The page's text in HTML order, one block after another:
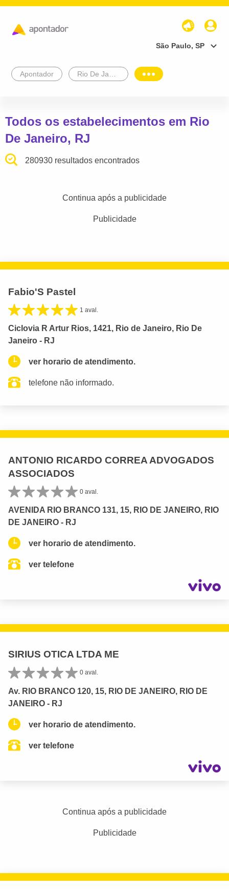
São Paulo, SP
Apontador
Todos os estabelecimentos em Rio
De Janeiro, RJ
280930 resultados encontrados
Continua após a publicidade
Publicidade
Fabio'S Pastel
1 aval.
Ciclovia R Artur Rios, 1421, Rio de Janeiro, Rio De
Janeiro - RJ
ver horario de atendimento.
telefone não informado.
ANTONIO RICARDO CORREA ADVOGADOS
ASSOCIADOS
0 aval.
AVENIDA RIO BRANCO 131, 15, RIO DE JANEIRO, RIO
DE JANEIRO - RJ
ver horario de atendimento.
ver telefone
SIRIUS OTICA LTDA ME
0 aval.
Av. RIO BRANCO 120, 15, RIO DE JANEIRO, RIO DE
JANEIRO - RJ
ver horario de atendimento.
ver telefone
Continua após a publicidade
Publicidade